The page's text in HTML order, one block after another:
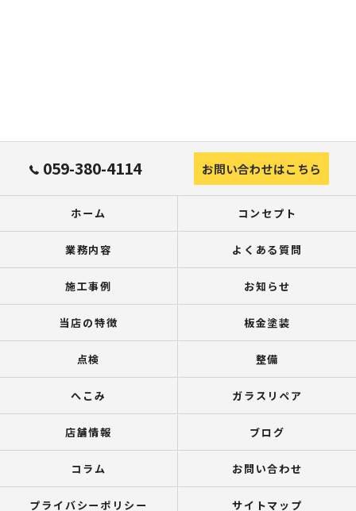
059-380-4114 お問い合わせはこちら
ホーム コンセプト
業務内容 よくある質問
施工事例 お知らせ
当店の特徴 板金塗装
点検 整備
へこみ ガラスリペア
店舗情報 ブログ
コラム お問い合わせ
プライバシーポリシー サイトマップ